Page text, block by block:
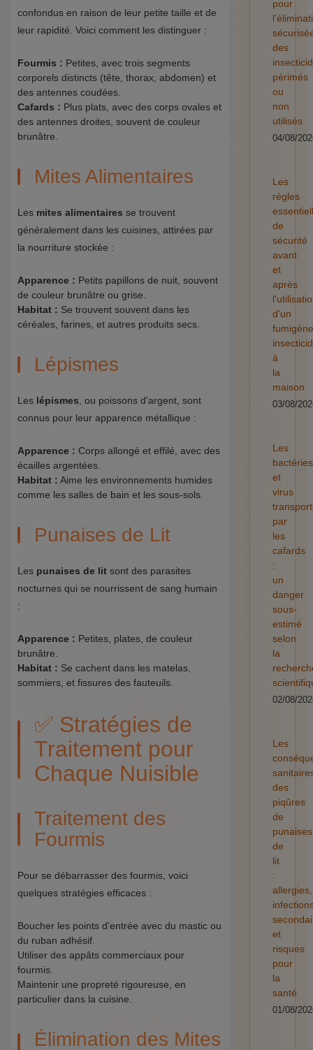
confondus en raison de leur petite taille et de
leur rapidité. Voici comment les distinguer :
Fourmis : Petites, avec trois segments
corporels distincts (tête, thorax, abdomen) et
des antennes coudées.
Cafards : Plus plats, avec des corps ovales et
des antennes droites, souvent de couleur
brunâtre.
Mites Alimentaires
Les mites alimentaires se trouvent
généralement dans les cuisines, attirées par
la nourriture stockée :
Apparence : Petits papillons de nuit, souvent
de couleur brunâtre ou grise.
Habitat : Se trouvent souvent dans les
céréales, farines, et autres produits secs.
Lépismes
Les lépismes , ou poissons d'argent, sont
connus pour leur apparence métallique :
Apparence : Corps allongé et effilé, avec des
écailles argentées.
Habitat : Aime les environnements humides
comme les salles de bain et les sous-sols.
Punaises de Lit
Les punaises de lit sont des parasites
nocturnes qui se nourrissent de sang humain
:
Apparence : Petites, plates, de couleur
brunâtre.
Habitat : Se cachent dans les matelas,
sommiers, et fissures des fauteuils.
✅ Stratégies de
Traitement pour
Chaque Nuisible
Traitement des
Fourmis
Pour se débarrasser des fourmis, voici
quelques stratégies efficaces :
Boucher les points d'entrée avec du mastic ou
du ruban adhésif.
Utiliser des appâts commerciaux pour
fourmis.
Maintenir une propreté rigoureuse, en
particulier dans la cuisine.
Élimination des Mites
pour
des
périmés
ou
non
utilisés
04/08/
Les
règles
de
sécurité
avant
et
après
d'un
fumigène
à
la
maison
03/08/
Les
bactéries
et
virus
par
les
cafards
:
un
danger
sous-
estimé
selon
la
02/08/
Les
des
piqûres
de
punaises
de
lit
:
allergies,
et
risques
pour
la
santé
01/08/